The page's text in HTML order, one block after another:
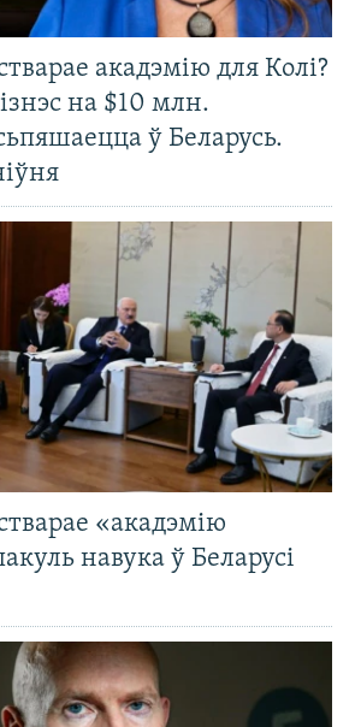
акадэмію для Колі?
на $10 млн.
ў Беларусь.
«акадэмію
навука ў Беларусі